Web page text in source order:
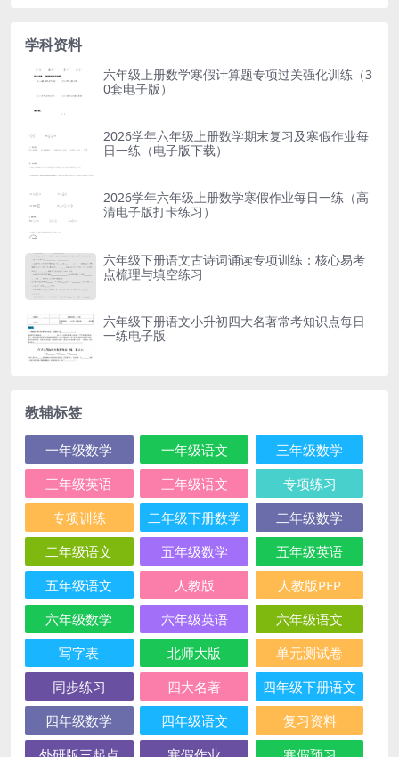
学科资料
六年级上册数学寒假计算题专项过关强化训练（3
0套电子版）
2026学年六年级上册数学期末复习及寒假作业每
日一练（电子版下载）
2026学年六年级上册数学寒假作业每日一练（高
清电子版打卡练习）
六年级下册语文古诗词诵读专项训练：核心易考
点梳理与填空练习
六年级下册语文小升初四大名著常考知识点每日
一练电子版
教辅标签
一年级数学 一年级语文
三年级数学
三年级英语
三年级语文
专项练习
专项训练
二年级下册数学
二年级数学
二年级语文
五年级数学
五年级英语
五年级语文
人教版
人教版PEP
六年级数学
六年级英语
六年级语文
写字表
北师大版
单元测试卷
同步练习
四大名著
四年级下册语文
四年级数学
四年级语文
复习资料